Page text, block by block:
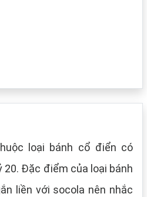
loại bánh cổ điển có
Đặc điểm của loại bánh
liền với socola nên nhắc